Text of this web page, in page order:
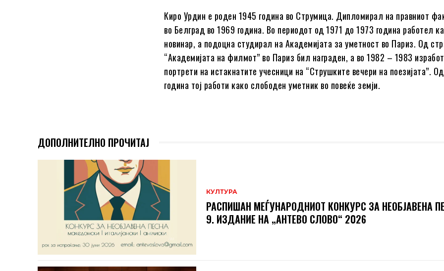
Киро Урдин е роден 1945 година во Струмица. Дипломирал на правниот
во Белград во 1969 година. Во периодот од 1971 до 1973 година работел
новинар, а подоцна студирал на Академијата за уметност во Париз. Од
“Академијата на филмот” во Париз бил награден, а во 1982 – 1983
портрети на истакнатите учесници на “Струшките вечери на поезијата”.
година тој работи како слободен уметник во повеќе земји.
ДОПОЛНИТЕЛНО ПРОЧИТАЈ
КУЛТУРА
РАСПИШАН МЕЃУНАРОДНИОТ КОНКУРС ЗА НЕОБЈАВЕНА
9. ИЗДАНИЕ НА „АНТЕВО СЛОВО“ 2026